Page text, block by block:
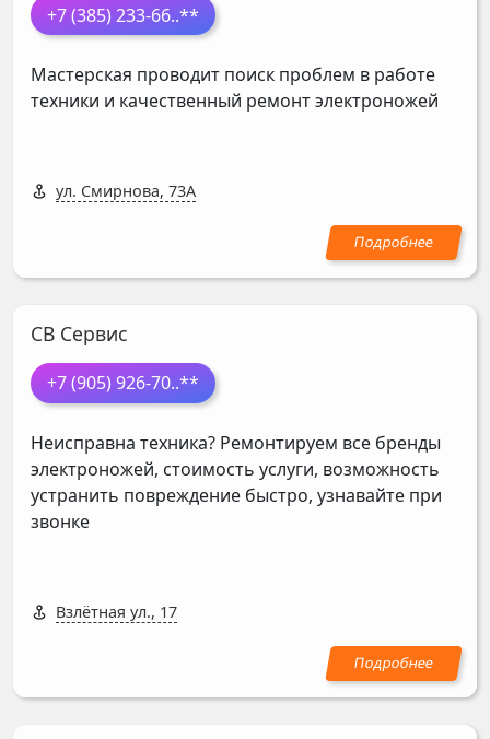
+7 (385) 233-66..**
Мастерская проводит поиск проблем в работе
техники и качественный ремонт электроножей
ул. Смирнова, 73А
СВ Сервис
+7 (905) 926-70..**
Неисправна техника? Ремонтируем все бренды
электроножей, стоимость услуги, возможность
устранить повреждение быстро, узнавайте при
звонке
Взлётная ул., 17